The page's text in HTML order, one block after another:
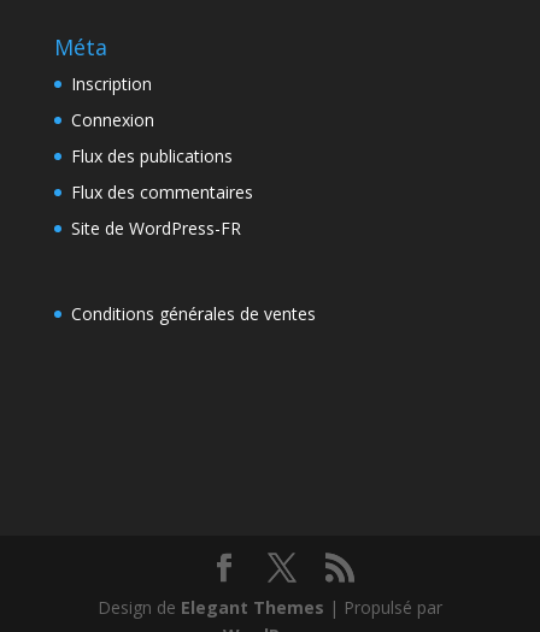
Méta
Inscription
Connexion
Flux des publications
Flux des commentaires
Site de WordPress-FR
Conditions générales de ventes
Design de Elegant Themes | Propulsé par